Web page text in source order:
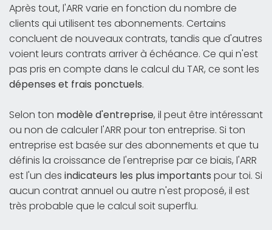
Après tout, l'ARR varie en fonction du nombre de
clients qui utilisent tes abonnements. Certains
concluent de nouveaux contrats, tandis que d'autres
voient leurs contrats arriver à échéance. Ce qui n'est
pas pris en compte dans le calcul du TAR, ce sont les
dépenses et frais ponctuels.
Selon ton modèle d'entreprise, il peut être intéressant
ou non de calculer l'ARR pour ton entreprise. Si ton
entreprise est basée sur des abonnements et que tu
définis la croissance de l'entreprise par ce biais, l'ARR
est l'un des indicateurs les plus importants pour toi. Si
aucun contrat annuel ou autre n'est proposé, il est
très probable que le calcul soit superflu.